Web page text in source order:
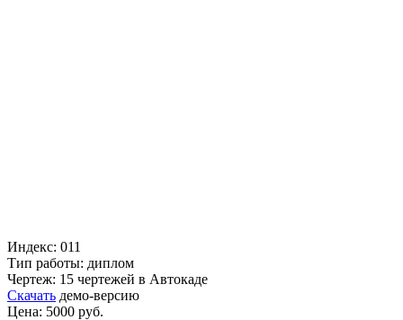
Индекс: 011
Тип работы: диплом
Чертеж: 15 чертежей в Автокаде
Скачать демо-версию
Цена: 5000 руб.